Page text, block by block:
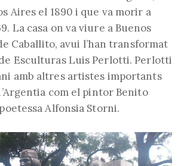
Aires el 1890 i que va morir a
La casa on va viure a Buenos
Caballito, avui l’han transformat
Esculturas Luis Perlotti. Perlotti
amb altres artistes importants
com el pintor Benito
Alfonsia Storni.